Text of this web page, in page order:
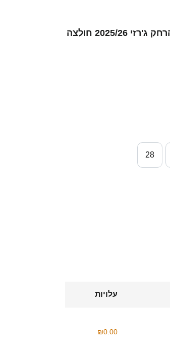
ילדים שים סאו-יאון #24 לבן פנינה אדום הרחק ג'רזי 2025/26 חולצה
28
עלויות
₪0.00